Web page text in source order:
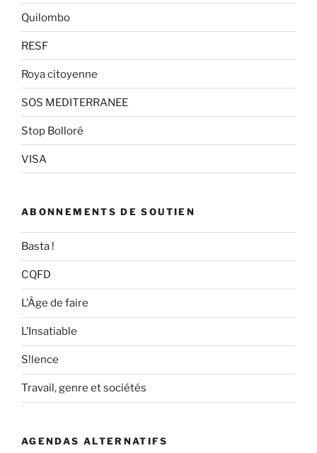
Quilombo
RESF
Roya citoyenne
SOS MEDITERRANEE
Stop Bolloré
VISA
ABONNEMENTS DE SOUTIEN
Basta !
CQFD
L’Âge de faire
L’Insatiable
S!lence
Travail, genre et sociétés
AGENDAS ALTERNATIFS